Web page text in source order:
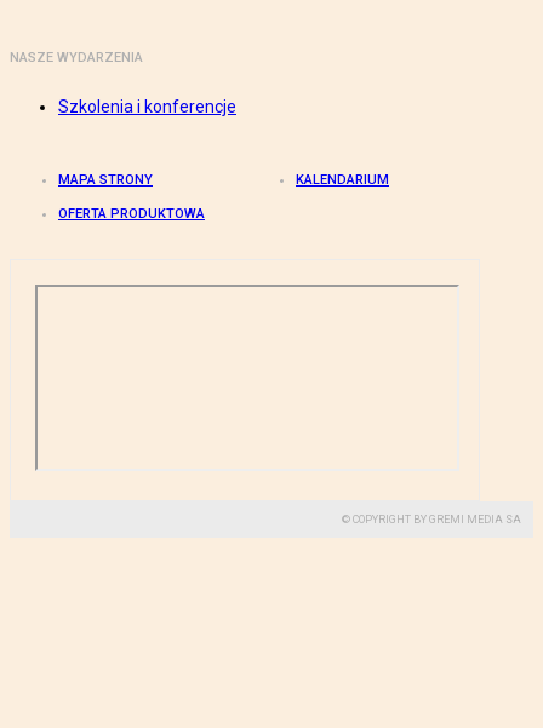
NASZE WYDARZENIA
Szkolenia i konferencje
MAPA STRONY KALENDARIUM
OFERTA PRODUKTOWA
© COPYRIGHT BY GREMI MEDIA SA